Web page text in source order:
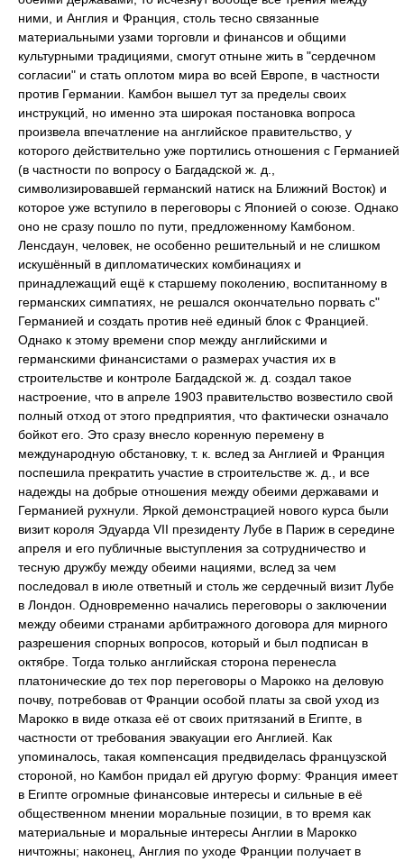
ними, и Англия и Франция, столь тесно связанные
материальными узами торговли и финансов и общими
культурными традициями, смогут отныне жить в "сердечном
согласии" и стать оплотом мира во всей Европе, в частности
против Германии. Камбон вышел тут за пределы своих
инструкций, но именно эта широкая постановка вопроса
произвела впечатление на английское правительство, у
которого действительно уже портились отношения с Германией
(в частности по вопросу о Багдадской ж. д.,
символизировавшей германский натиск на Ближний Восток) и
которое уже вступило в переговоры с Японией о союзе. Однако
оно не сразу пошло по пути, предложенному Камбоном.
Ленсдаун, человек, не особенно решительный и не слишком
искушённый в дипломатических комбинациях и
принадлежащий ещё к старшему поколению, воспитанному в
германских симпатиях, не решался окончательно порвать с"
Германией и создать против неё единый блок с Францией.
Однако к этому времени спор между английскими и
германскими финансистами о размерах участия их в
строительстве и контроле Багдадской ж. д. создал такое
настроение, что в апреле 1903 правительство возвестило свой
полный отход от этого предприятия, что фактически означало
бойкот его. Это сразу внесло коренную перемену в
международную обстановку, т. к. вслед за Англией и Франция
поспешила прекратить участие в строительстве ж. д., и все
надежды на добрые отношения между обеими державами и
Германией рухнули. Яркой демонстрацией нового курса были
визит короля Эдуарда VII президенту Лубе в Париж в середине
апреля и его публичные выступления за сотрудничество и
тесную дружбу между обеими нациями, вслед за чем
последовал в июле ответный и столь же сердечный визит Лубе
в Лондон. Одновременно начались переговоры о заключении
между обеими странами арбитражного договора для мирного
разрешения спорных вопросов, который и был подписан в
октябре. Тогда только английская сторона перенесла
платонические до тех пор переговоры о Марокко на деловую
почву, потребовав от Франции особой платы за свой уход из
Марокко в виде отказа её от своих притязаний в Египте, в
частности от требования эвакуации его Англией. Как
упоминалось, такая компенсация предвиделась французской
стороной, но Камбон придал ей другую форму: Франция имеет
в Египте огромные финансовые интересы и сильные в её
общественном мнении моральные позиции, в то время как
материальные и моральные интересы Англии в Марокко
ничтожны; наконец, Англия по уходе Франции получает в